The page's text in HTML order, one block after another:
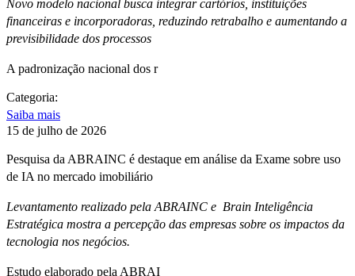
Novo modelo nacional busca integrar cartórios, instituições
financeiras e incorporadoras, reduzindo retrabalho e aumentando a
previsibilidade dos processos
A padronização nacional dos r
Categoria:
Saiba mais
15 de julho de 2026
Pesquisa da ABRAINC é destaque em análise da Exame sobre uso
de IA no mercado imobiliário
Levantamento realizado pela ABRAINC e Brain Inteligência
Estratégica mostra a percepção das empresas sobre os impactos da
tecnologia nos negócios.
Estudo elaborado pela ABRAI